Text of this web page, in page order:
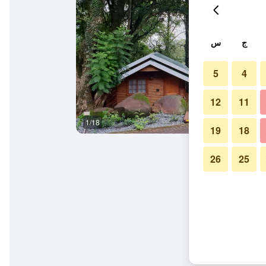
1/18
ج س
4
5
11
12
18
19
25
26